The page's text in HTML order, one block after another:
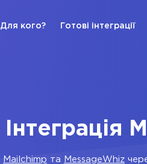
Для кого? Готові інтеграції
Mailchimp та MessageWhiz